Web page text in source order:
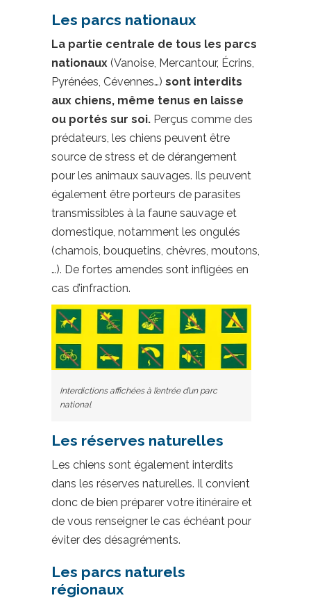
Les parcs nationaux
La partie centrale de tous les parcs
nationaux (Vanoise, Mercantour, Écrins,
Pyrénées, Cévennes…) sont interdits
aux chiens, même tenus en laisse
ou portés sur soi. Perçus comme des
prédateurs, les chiens peuvent être
source de stress et de dérangement
pour les animaux sauvages. Ils peuvent
également être porteurs de parasites
transmissibles à la faune sauvage et
domestique, notamment les ongulés
(chamois, bouquetins, chèvres, moutons,
…). De fortes amendes sont infligées en
cas d’infraction.
Interdictions affichées à l’entrée d’un parc
national
Les réserves naturelles
Les chiens sont également interdits
dans les réserves naturelles. Il convient
donc de bien préparer votre itinéraire et
de vous renseigner le cas échéant pour
éviter des désagréments.
Les parcs naturels
régionaux